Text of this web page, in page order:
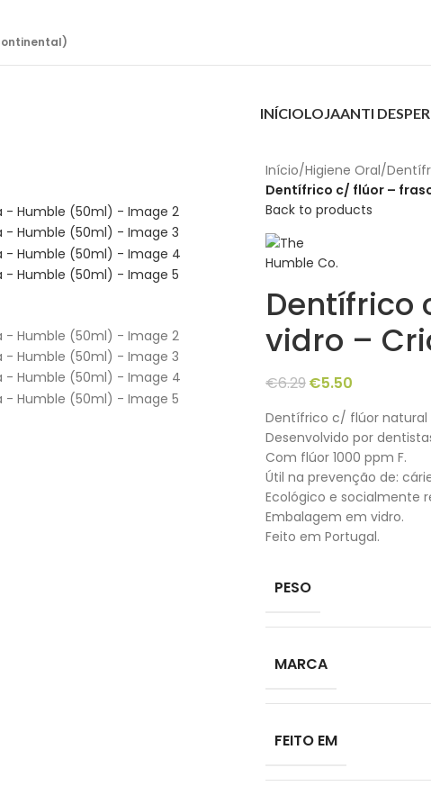
INÍCIOLOJAANTI
Início/Higiene Oral/
Dentífrico c/ flúor –
Back to products
Dentífrico
vidro –
€6.29€5.50
Dentífrico c/ flúor natural
Desenvolvido por
Com flúor 1000 ppm F.
Útil na prevenção de:
Ecológico e socialmente
Embalagem em vidro.
Feito em Portugal.
PESO
MARCA
FEITO EM